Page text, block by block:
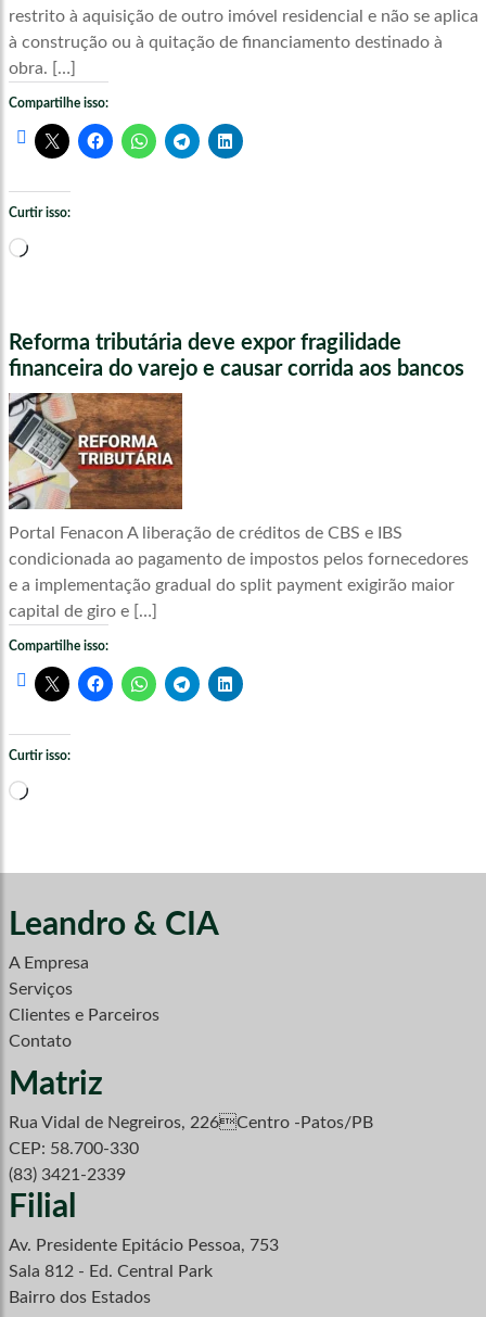
restrito à aquisição de outro imóvel residencial e não se aplica
à construção ou à quitação de financiamento destinado à
obra. […]
Compartilhe isso:
Curtir isso:
Carregando...
Reforma tributária deve expor fragilidade
financeira do varejo e causar corrida aos bancos
Portal Fenacon A liberação de créditos de CBS e IBS
condicionada ao pagamento de impostos pelos fornecedores
e a implementação gradual do split payment exigirão maior
capital de giro e […]
Compartilhe isso:
Curtir isso:
Carregando...
Leandro & CIA
A Empresa
Serviços
Clientes e Parceiros
Contato
Matriz
Rua Vidal de Negreiros, 226Centro -Patos/PB
CEP: 58.700-330
(83) 3421-2339
Filial
Av. Presidente Epitácio Pessoa, 753
Sala 812 - Ed. Central Park
Bairro dos Estados